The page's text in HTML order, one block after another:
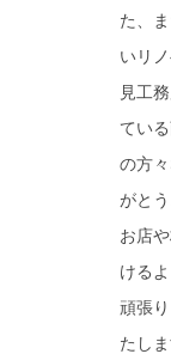
た、
いリ
見工
てい
の方
がとう
お店
ける
頑張
たしま